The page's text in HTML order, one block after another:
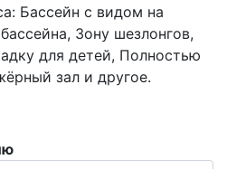
Бассейн с видом на
Зону шезлонгов,
для детей, Полностью
зал и другое.